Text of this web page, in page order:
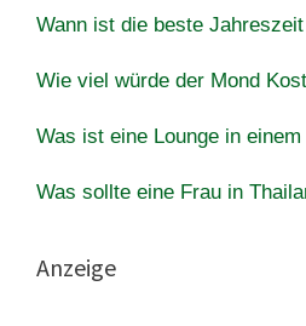
Wann ist die beste
Wie viel würde der Mond
Was ist eine Lounge in
Was sollte eine Frau in
Anzeige